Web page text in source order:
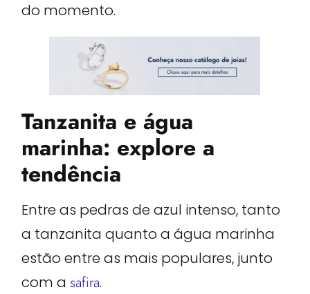
do momento.
Tanzanita e água
marinha: explore a
tendência
Entre as pedras de azul intenso, tanto
a tanzanita quanto a água marinha
estão entre as mais populares, junto
com a safira.